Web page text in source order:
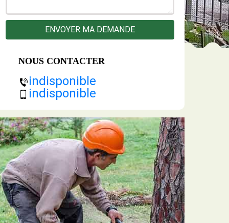
NOUS CONTACTER
indisponible
indisponible